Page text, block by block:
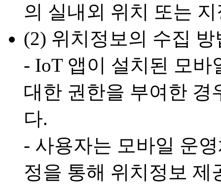
의 실내외 위치 또는
(2) 위치정보의 수집 방
- IoT 앱이 설치된 모
대한 권한을 부여한 경
다.
- 사용자는 모바일 운
정을 통해 위치정보 제